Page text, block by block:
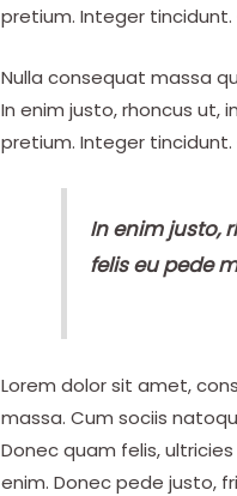
pretium. Integer
Nulla consequat massa
In enim justo, rhoncus ut,
pretium. Integer
In enim justo,
felis eu pede
Lorem dolor sit amet,
massa. Cum sociis
Donec quam felis,
enim. Donec pede justo,